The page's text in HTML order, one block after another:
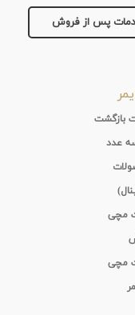
پس از فروش
عدد
مچی